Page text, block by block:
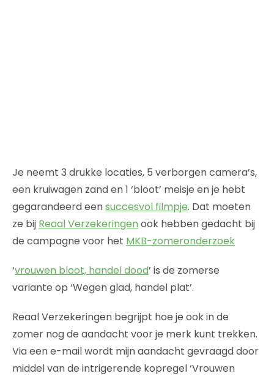
Je neemt 3 drukke locaties, 5 verborgen camera’s,
een kruiwagen zand en 1 ‘bloot’ meisje en je hebt
gegarandeerd eensuccesvol filmpje. Dat moeten
ze bij Reaal Verzekeringen ook hebben gedacht bij
de campagne voor het MKB-zomeronderzoek
‘vrouwen bloot, handel dood’ is de zomerse
variante op ‘Wegen glad, handel plat’.
Reaal Verzekeringen begrijpt hoe je ook in de
zomer nog de aandacht voor je merk kunt trekken.
Via een e-mail wordt mijn aandacht gevraagd door
middel van de intrigerende kopregel ‘Vrouwen